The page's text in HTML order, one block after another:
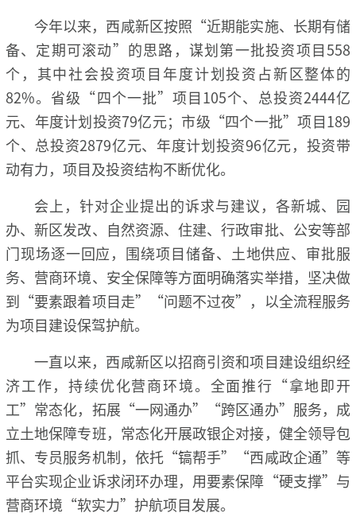
今年以来，西咸新区按照“近期能实施、长期有储
备、定期可滚动”的思路，谋划第一批投资项目558
个，其中社会投资项目年度计划投资占新区整体的
82%。省级“四个一批”项目105个、总投资2444亿
元、年度计划投资79亿元；市级“四个一批”项目189
个、总投资2879亿元、年度计划投资96亿元，投资带
动有力，项目及投资结构不断优化。
会上，针对企业提出的诉求与建议，各新城、园
办、新区发改、自然资源、住建、行政审批、公安等部
门现场逐一回应，围绕项目储备、土地供应、审批服
务、营商环境、安全保障等方面明确落实举措，坚决做
到“要素跟着项目走”“问题不过夜”，以全流程服务
为项目建设保驾护航。
一直以来，西咸新区以招商引资和项目建设组织经
济工作，持续优化营商环境。全面推行“拿地即开
工”常态化，拓展“一网通办”“跨区通办”服务，成
立土地保障专班，常态化开展政银企对接，健全领导包
抓、专员服务机制，依托“镐帮手”“西咸政企通”等
平台实现企业诉求闭环办理，用要素保障“硬支撑”与
营商环境“软实力”护航项目发展。